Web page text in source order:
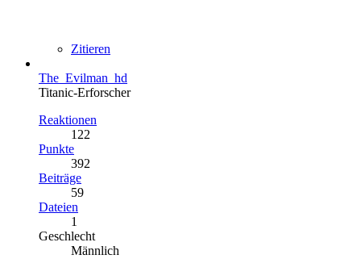
Zitieren
The_Evilman_hd
Titanic-Erforscher
Reaktionen
122
Punkte
392
Beiträge
59
Dateien
1
Geschlecht
Männlich